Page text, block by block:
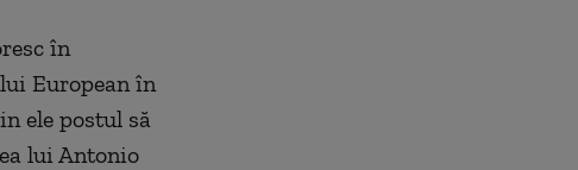
în
European în
ele postul să
lui Antonio